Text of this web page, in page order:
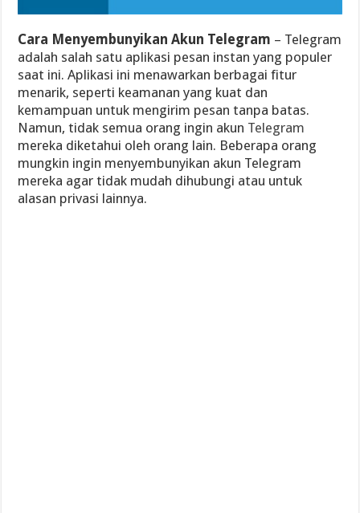
Cara Menyembunyikan Akun Telegram – Telegram
adalah salah satu aplikasi pesan instan yang populer
saat ini. Aplikasi ini menawarkan berbagai fitur
menarik, seperti keamanan yang kuat dan
kemampuan untuk mengirim pesan tanpa batas.
Namun, tidak semua orang ingin akun Telegram
mereka diketahui oleh orang lain. Beberapa orang
mungkin ingin menyembunyikan akun Telegram
mereka agar tidak mudah dihubungi atau untuk
alasan privasi lainnya.